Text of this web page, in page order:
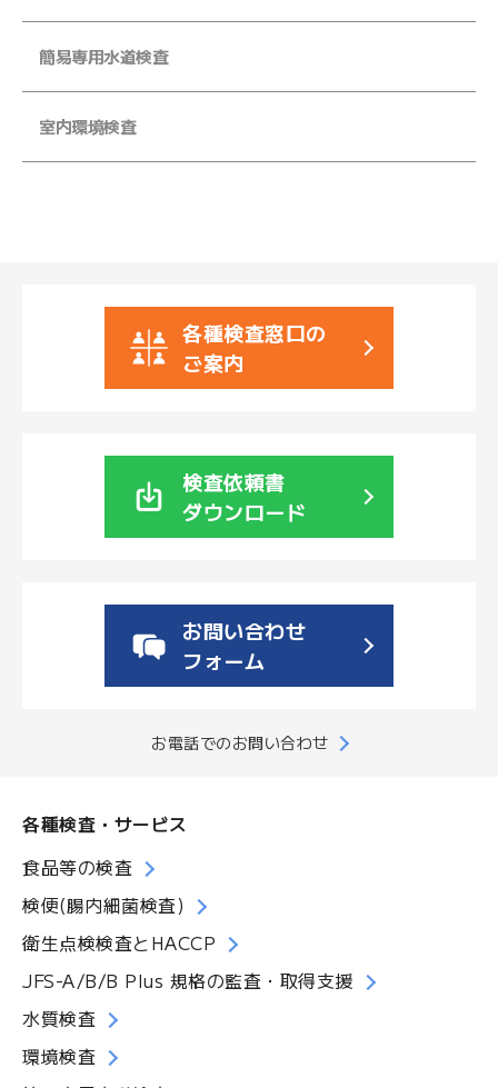
メ
マ
ガ
簡易専用水道検査
室内環境検査
各種検査窓口の
ご案内
検査依頼書
ダウンロード
お問い合わせ
フォーム
お電話でのお問い合わせ
各種検査・サービス
食品等の検査
検便(腸内細菌検査)
衛生点検検査とHACCP
JFS-A/B/B Plus 規格の監査・取得支援
水質検査
環境検査